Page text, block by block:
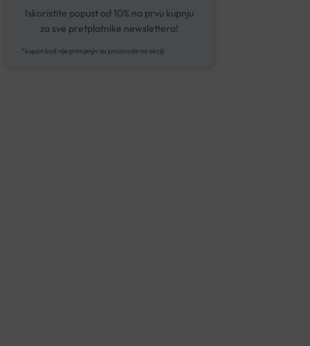
Iskoristite popust od 10% na prvu kupnju
za sve pretplatnike newslettera!
*kupon kod nije primjenjiv za proizvode na akciji